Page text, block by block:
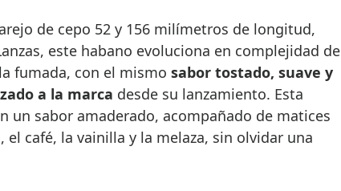
de cepo 52 y 156 milímetros de longitud,
este habano evoluciona en complejidad de
fumada, con el mismo sabor tostado, suave y
a la marca desde su lanzamiento. Esta
un sabor amaderado, acompañado de matices
el café, la vainilla y la melaza, sin olvidar una